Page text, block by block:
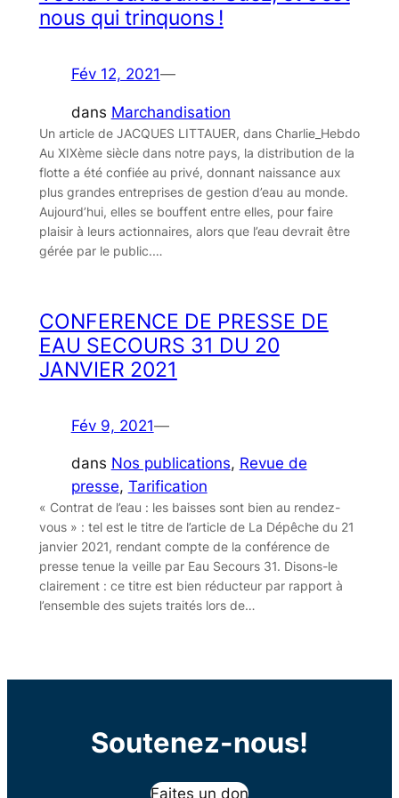
nous qui trinquons !
Fév 12, 2021—
dans Marchandisation
Un article de JACQUES LITTAUER, dans Charlie_Hebdo
Au XIXème siècle dans notre pays, la distribution de la
flotte a été confiée au privé, donnant naissance aux
plus grandes entreprises de gestion d’eau au monde.
Aujourd’hui, elles se bouffent entre elles, pour faire
plaisir à leurs actionnaires, alors que l’eau devrait être
gérée par le public.…
CONFERENCE DE PRESSE DE
EAU SECOURS 31 DU 20
JANVIER 2021
Fév 9, 2021—
dans Nos publications, Revue de
presse, Tarification
« Contrat de l’eau : les baisses sont bien au rendez-
vous » : tel est le titre de l’article de La Dépêche du 21
janvier 2021, rendant compte de la conférence de
presse tenue la veille par Eau Secours 31. Disons-le
clairement : ce titre est bien réducteur par rapport à
l’ensemble des sujets traités lors de…
Soutenez-nous!
Faites un don